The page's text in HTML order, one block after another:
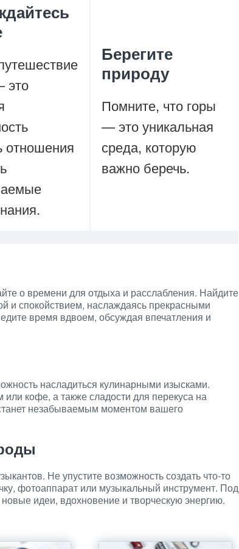
это
отношения
Берегите
природу
Помните, что горы
— это уникальная
среда, которую
важно беречь.
о времени для отдыха и расслабления. Найдите
и спокойствием, наслаждаясь прекрасными
время вдвоем, обсуждая впечатления и
насладиться кулинарными изысками.
или кофе, а также сладости для перекуса на
незабываемым моментом вашего
Не упустите возможность создать что-то
фотоаппарат или музыкальный инструмент. Под
идеи, вдохновение и творческую энергию.